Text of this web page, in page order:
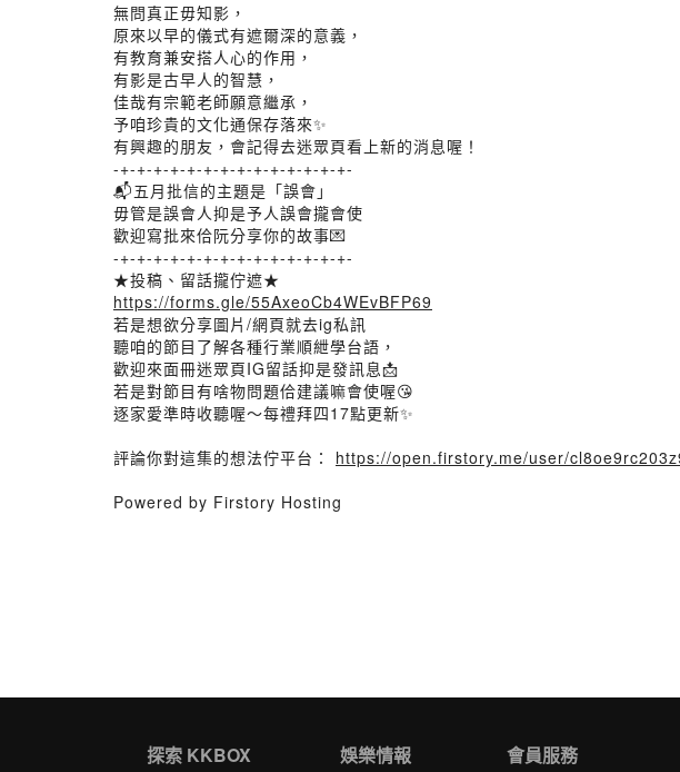
無問真正毋知影，
原來以早的儀式有遮爾深的意義，
有教育兼安搭人心的作用，
有影是古早人的智慧，
佳哉有宗範老師願意繼承，
予咱珍貴的文化通保存落來✨
有興趣的朋友，會記得去迷眾頁看上新的消息喔！
-+-+-+-+-+-+-+-+-+-+-+-+-+-+-
📬五月批信的主題是「誤會」
毋管是誤會人抑是予人誤會攏會使
歡迎寫批來佮阮分享你的故事💌
-+-+-+-+-+-+-+-+-+-+-+-+-+-+-
★投稿、留話攏佇遮★
https://forms.gle/55AxeoCb4WEvBFP69
若是想欲分享圖片/網頁就去ig私訊
聽咱的節目了解各種行業順紲學台語，
歡迎來面冊迷眾頁IG留話抑是發訊息📩
若是對節目有啥物問題佮建議嘛會使喔😘
逐家愛準時收聽喔～每禮拜四17點更新✨
評論你對這集的想法佇平台： https://open.firstory.me/user/
Powered by Firstory Hosting
探索 KKBOX 娛樂情報 會員服務